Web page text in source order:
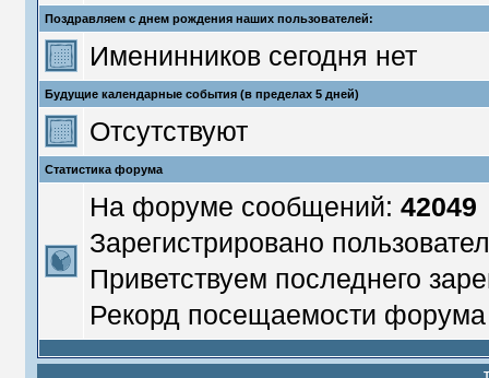
Поздравляем с днем рождения наших пользователей:
Именинников сегодня нет
Будущие календарные события (в пределах 5 дней)
Отсутствуют
Статистика форума
На форуме сообщений: 42049
Зарегистрировано
Приветствуем последнего
Рекорд посещаемости